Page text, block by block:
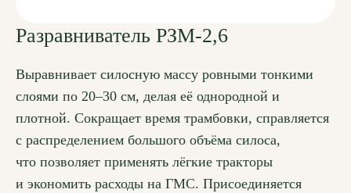
Разравниватель РЗМ-2,6
Выравнивает силосную массу ровными тонкими
слоями по 20–30 см, делая её однородной и
плотной. Сокращает время трамбовки, справляется
с распределением большого объёма силоса,
что позволяет применять лёгкие тракторы
и экономить расходы на ГМС. Присоединяется